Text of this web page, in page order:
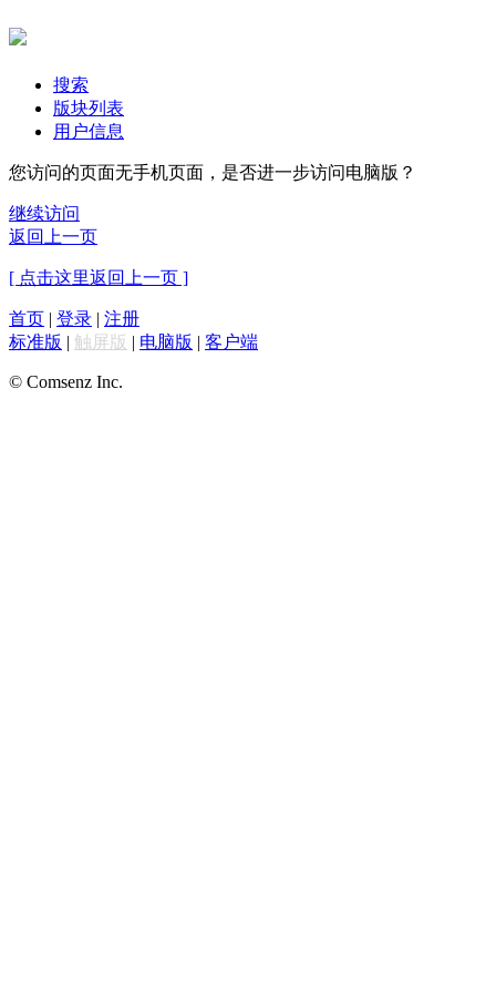
搜索
版块列表
用户信息
您访问的页面无手机页面，是否进一步访问电脑版？
继续访问
返回上一页
[ 点击这里返回上一页 ]
首页 | 登录 | 注册
标准版 | 触屏版 | 电脑版 | 客户端
© Comsenz Inc.